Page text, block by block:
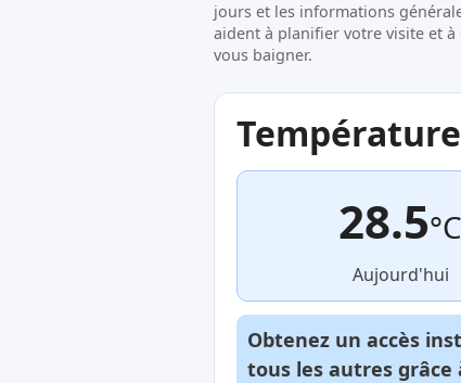
jours et les informations
aident à planifier votre visite et
vous baigner.
28.5°C
Aujourd'hui
Obtenez un accès
tous les autres grâce